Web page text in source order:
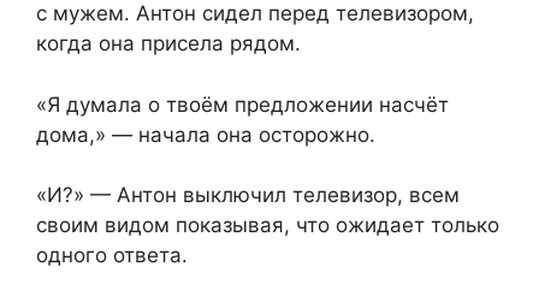
с мужем. Антон сидел перед телевизором,
когда она присела рядом.
«Я думала о твоём предложении насчёт
дома,» — начала она осторожно.
«И?» — Антон выключил телевизор, всем
своим видом показывая, что ожидает только
одного ответа.